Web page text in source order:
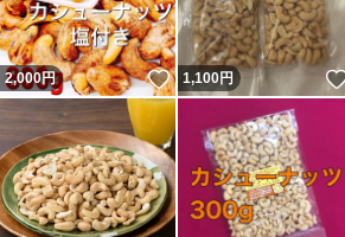
2,000円 いいね！
1,100円